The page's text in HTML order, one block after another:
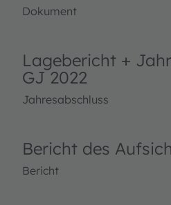
Dokument
Lagebericht +
GJ 2022
Jahresabschluss
Bericht des
Bericht